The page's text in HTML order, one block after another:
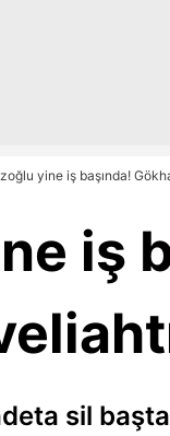
yine iş başında!
iş
sil